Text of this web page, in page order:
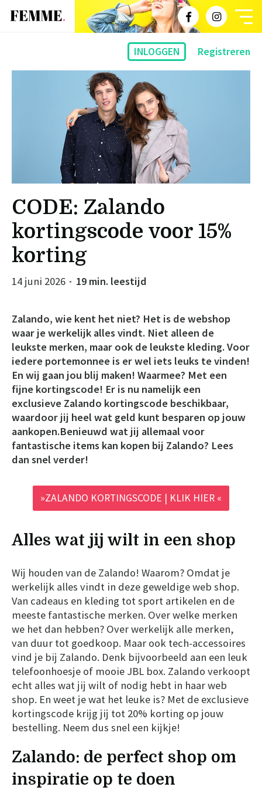
INLOGGEN Registreren
CODE: Zalando
kortingscode voor 15%
korting
14 juni 2026 ● 19 min. leestijd
Zalando, wie kent het niet? Het is de webshop
waar je werkelijk alles vindt. Niet alleen de
leukste merken, maar ook de leukste kleding. Voor
iedere portemonnee is er wel iets leuks te vinden!
En wij gaan jou blij maken! Waarmee? Met een
fijne kortingscode! Er is nu namelijk een
exclusieve Zalando kortingscode beschikbaar,
waardoor jij heel wat geld kunt besparen op jouw
aankopen.Benieuwd wat jij allemaal voor
fantastische items kan kopen bij Zalando? Lees
dan snel verder!
»ZALANDO KORTINGSCODE | KLIK HIER «
Alles wat jij wilt in een shop
Wij houden van de Zalando! Waarom? Omdat je
werkelijk alles vindt in deze geweldige web shop.
Van cadeaus en kleding tot sport artikelen en de
meeste fantastische merken. Over welke merken
we het dan hebben? Over werkelijk alle merken,
van duur tot goedkoop. Maar ook tech-accessoires
vind je bij Zalando. Denk bijvoorbeeld aan een leuk
telefoonhoesje of mooie JBL box. Zalando verkoopt
echt alles wat jij wilt of nodig hebt in haar web
shop. En weet je wat het leuke is? Met de exclusieve
kortingscode krijg jij tot 20% korting op jouw
bestelling. Neem dus snel een kijkje!
Zalando: de perfect shop om
inspiratie op te doen